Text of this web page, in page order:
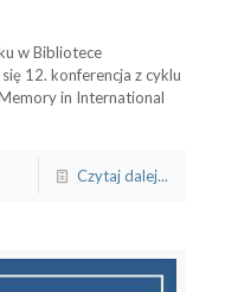
w Bibliotece
12. konferencja z cyklu
in International
Czytaj dalej...